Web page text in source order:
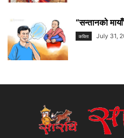
“सन्तानको
कविता July 31,